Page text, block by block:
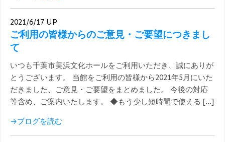
2021/6/17 UP
ご利用の皆様からのご意見・ご要望につきまし
て
いつも千葉市美浜文化ホールをご利用いただき、誠にありが
とうございます。 当館をご利用の皆様から2021年5月にいた
だきました、ご意見・ご要望をまとめました。 今後の対応
等含め、ご案内いたします。 ◆もう少し短時間で使える […]
→ブログを読む